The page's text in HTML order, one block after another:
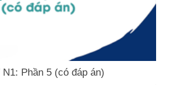
Phần 5 (có đáp án)